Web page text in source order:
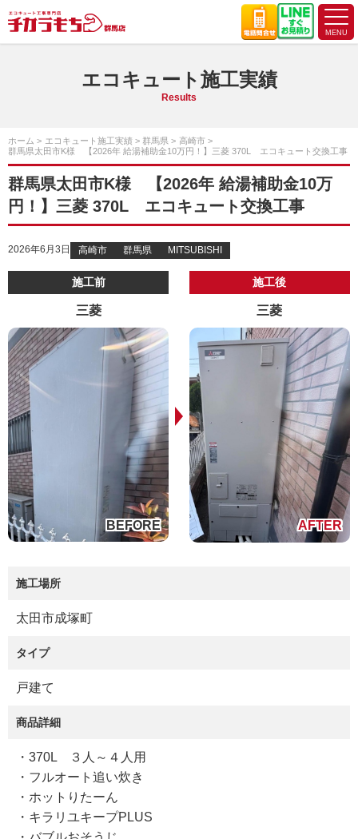
エコキュート施工実績
Results
ホーム エコキュート施工実績 群馬県
高崎市
群馬県太田市K様 【2026年 給湯補助金10万円！】三菱 370L エコキュート交換工事
群馬県太田市K様 【2026年 給湯補助金10万
円！】三菱 370L エコキュート交換工事
2026年6月3日 高崎市 群馬県 MITSUBISHI
施工前
三菱
施工後
三菱
施工場所
太田市成塚町
タイプ
戸建て
商品詳細
・370L ３人～４人用
・フルオート追い炊き
・ホットりたーん
・キラリユキープPLUS